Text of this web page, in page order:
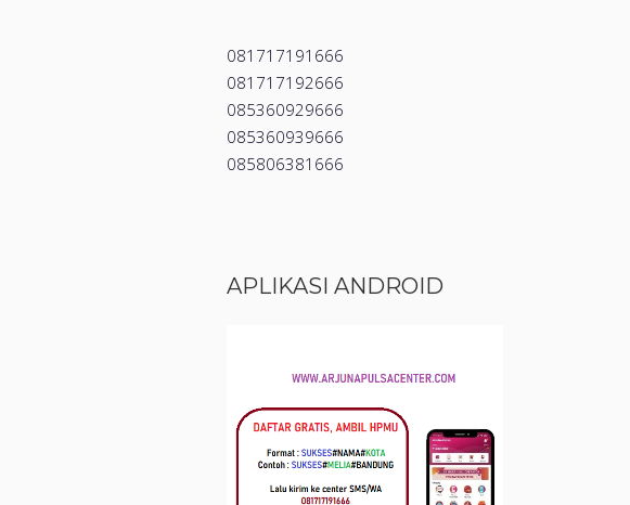
081717191666
081717192666
085360929666
085360939666
085806381666
APLIKASI ANDROID